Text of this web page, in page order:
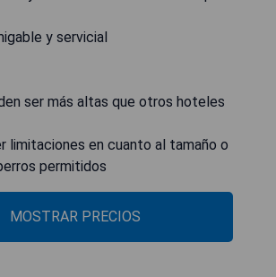
y servicial
ser más altas que otros hoteles
limitaciones en cuanto al tamaño o
permitidos
MOSTRAR PRECIOS